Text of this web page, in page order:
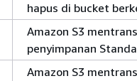
hapus di bucket
Amazon S3
penyimpanan
Amazon S3